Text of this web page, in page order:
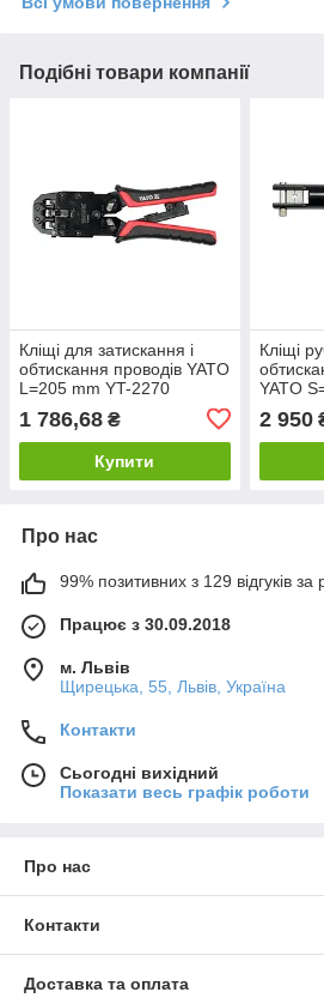
Подібні товари компанії
Кліщі для затискання і
обтискання проводів YATO
L=205 mm YT-2270
1 786,68 ₴
Купити
Кліщі
YATO
2 950
Про нас
99% позитивних з 129 відгуків за
Працює з 30.09.2018
м. Львів
Щирецька, 55, Львів, Україна
Контакти
Сьогодні вихідний
Показати весь графік роботи
Про нас
Контакти
Доставка та оплата